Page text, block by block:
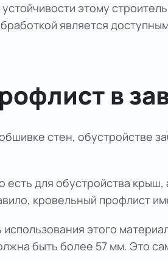
этому
является
в
стен, обустройстве
есть для обустройства
кровельный профлист
этого
быть более 57 мм. Это